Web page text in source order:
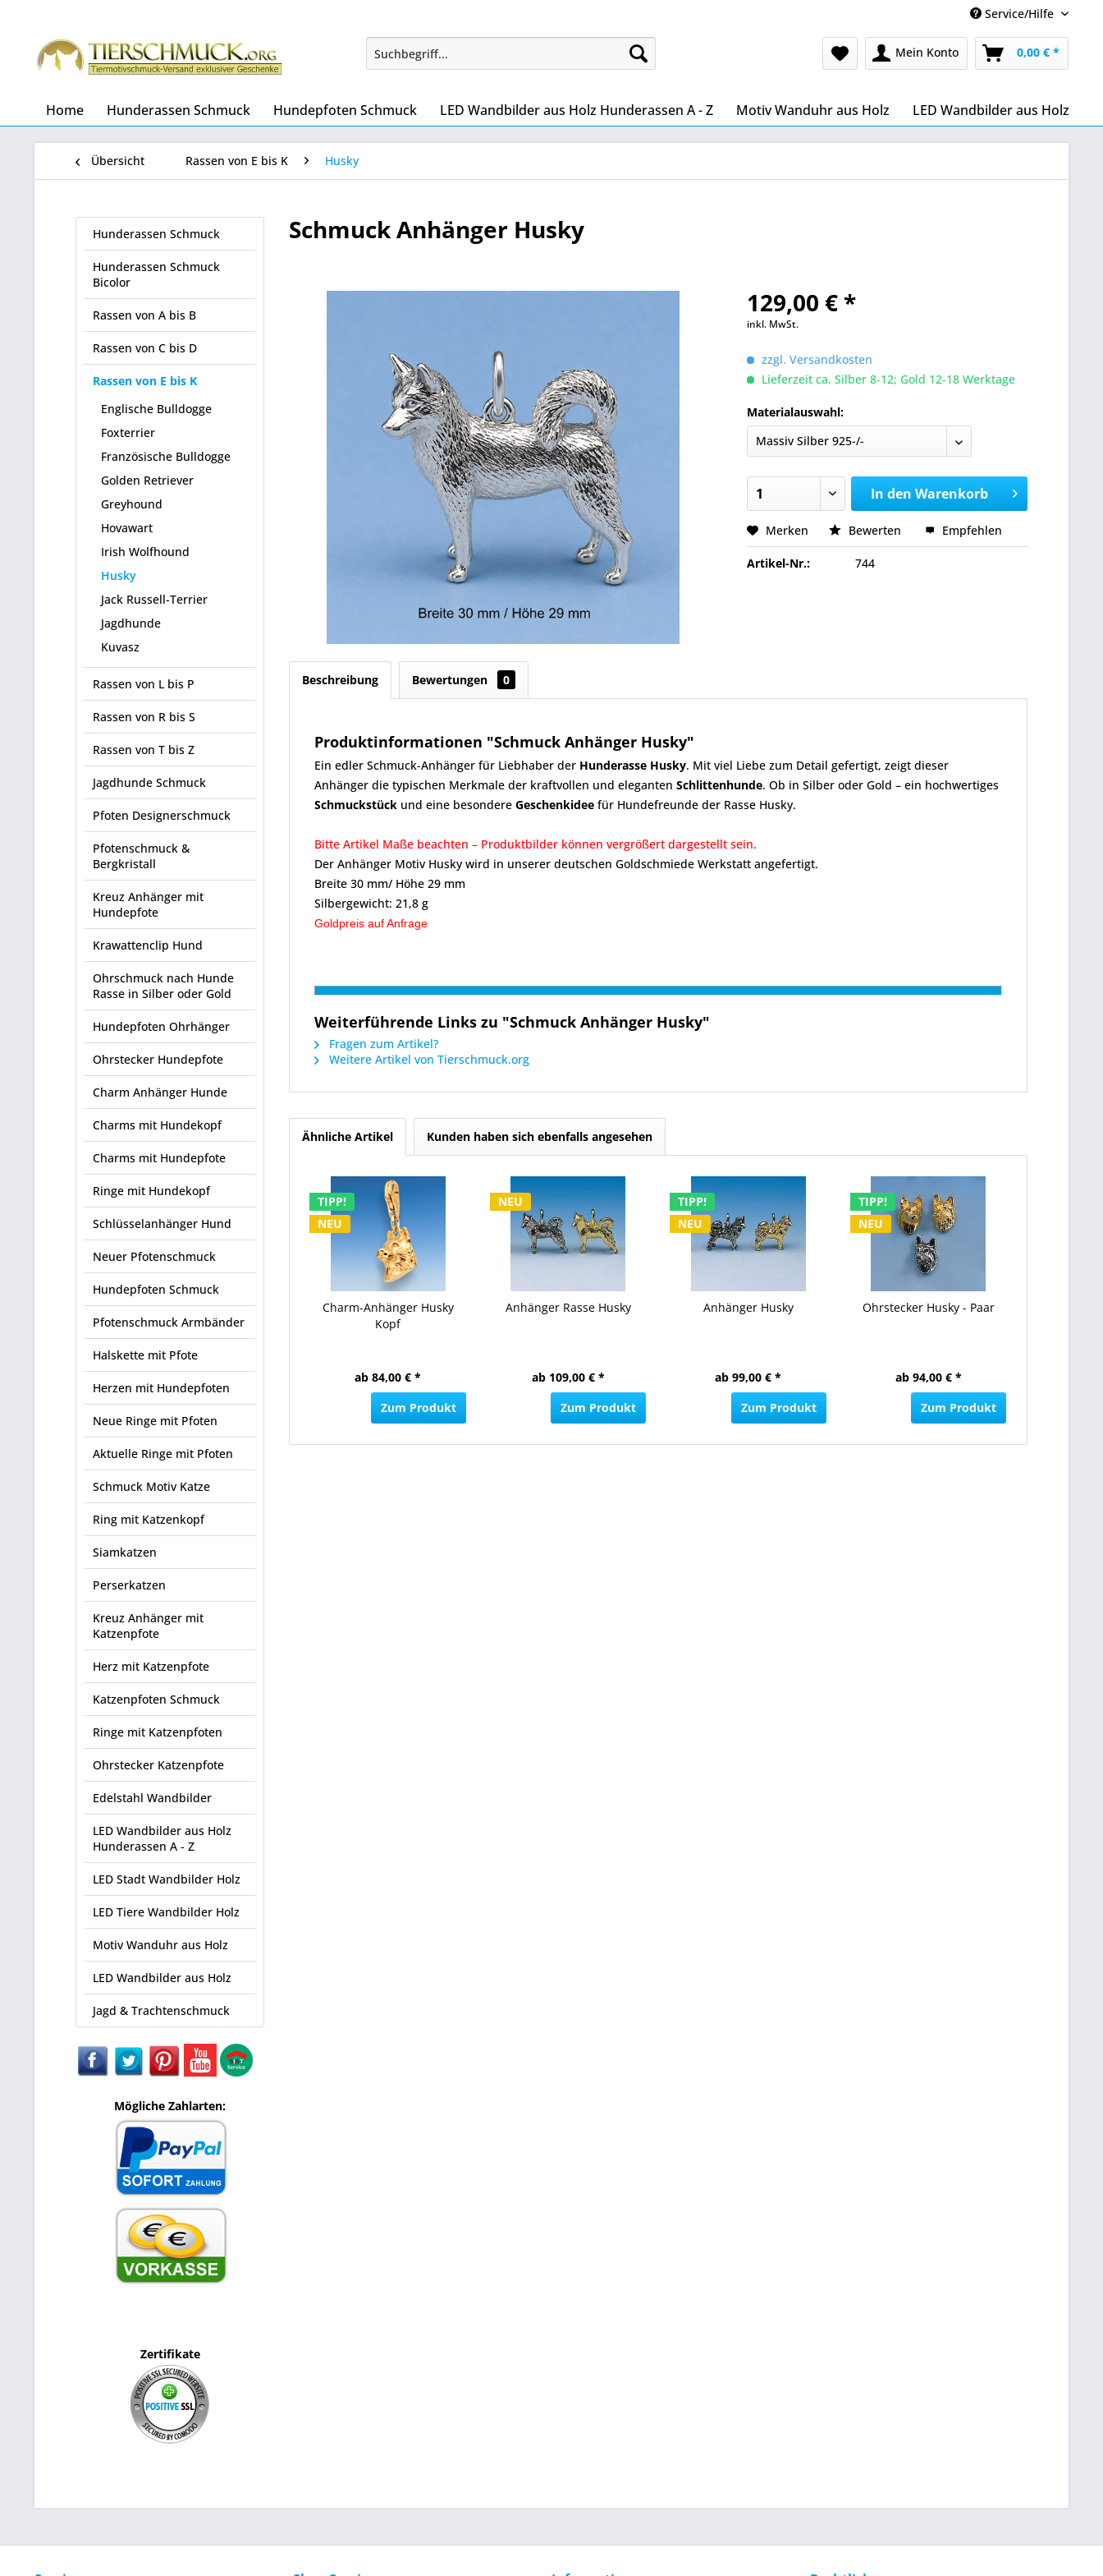
Service/Hilfe
Mein Konto 0,00 € *
Home Hunderassen Schmuck Hundepfoten Schmuck LED Wandbilder aus Holz Hunderassen A - Z Motiv Wanduhr aus Holz LED Wandbilder aus Holz
Übersicht Rassen von E bis K Husky
Hunderassen Schmuck
Hunderassen Schmuck
Bicolor
Rassen von A bis B
Rassen von C bis D
Rassen von E bis K
Englische Bulldogge
Foxterrier
Französische Bulldogge
Golden Retriever
Greyhound
Hovawart
Irish Wolfhound
Husky
Jack Russell-Terrier
Jagdhunde
Kuvasz
Rassen von L bis P
Rassen von R bis S
Rassen von T bis Z
Jagdhunde Schmuck
Pfoten Designerschmuck
Pfotenschmuck &
Bergkristall
Kreuz Anhänger mit
Hundepfote
Krawattenclip Hund
Ohrschmuck nach Hunde
Rasse in Silber oder Gold
Hundepfoten Ohrhänger
Ohrstecker Hundepfote
Charm Anhänger Hunde
Charms mit Hundekopf
Charms mit Hundepfote
Ringe mit Hundekopf
Schlüsselanhänger Hund
Neuer Pfotenschmuck
Hundepfoten Schmuck
Pfotenschmuck Armbänder
Halskette mit Pfote
Herzen mit Hundepfoten
Neue Ringe mit Pfoten
Aktuelle Ringe mit Pfoten
Schmuck Motiv Katze
Ring mit Katzenkopf
Siamkatzen
Perserkatzen
Kreuz Anhänger mit
Katzenpfote
Herz mit Katzenpfote
Katzenpfoten Schmuck
Ringe mit Katzenpfoten
Ohrstecker Katzenpfote
Edelstahl Wandbilder
LED Wandbilder aus Holz
Hunderassen A - Z
LED Stadt Wandbilder Holz
LED Tiere Wandbilder Holz
Motiv Wanduhr aus Holz
LED Wandbilder aus Holz
Jagd & Trachtenschmuck
Mögliche Zahlarten:
Zertifikate
Schmuck Anhänger Husky
129,00 € *
inkl. MwSt.
zzgl. Versandkosten
Lieferzeit ca. Silber 8-12; Gold 12-18 Werktage
Materialauswahl:
In den Warenkorb
Merken Bewerten Empfehlen
Artikel-Nr.: 744
Beschreibung Bewertungen 0
Produktinformationen "Schmuck Anhänger Husky"
Ein edler Schmuck-Anhänger für Liebhaber der Hunderasse Husky. Mit viel Liebe zum Detail gefertigt, zeigt dieser
Anhänger die typischen Merkmale der kraftvollen und eleganten Schlittenhunde. Ob in Silber oder Gold – ein hochwertiges
Schmuckstück und eine besondere Geschenkidee für Hundefreunde der Rasse Husky.
Bitte Artikel Maße beachten – Produktbilder können vergrößert dargestellt sein.
Der Anhänger Motiv Husky wird in unserer deutschen Goldschmiede Werkstatt angefertigt.
Breite 30 mm/ Höhe 29 mm
Silbergewicht: 21,8 g
Goldpreis auf Anfrage
Weiterführende Links zu "Schmuck Anhänger Husky"
Fragen zum Artikel?
Weitere Artikel von Tierschmuck.org
Ähnliche Artikel Kunden haben sich ebenfalls angesehen
TIPP!
NEU
Charm-Anhänger Husky
Kopf
ab 84,00 € *
Zum Produkt
NEU
Anhänger Rasse Husky
ab 109,00 € *
Zum Produkt
TIPP!
NEU
Anhänger Husky
ab 99,00 € *
Zum Produkt
TIPP!
NEU
Ohrstecker Husky - Paar
ab 94,00 € *
Zum Produkt